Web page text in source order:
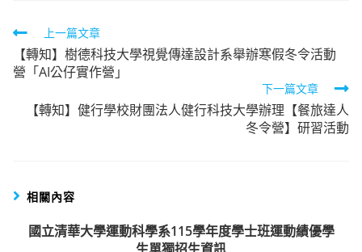
Read
more
articles
上一篇文章
【轉知】樹德科技大學視覺傳達設計系舉辦寒假冬令活動
營「AI公仔實作營」
下一篇文章
【轉知】健行學校財團法人健行科技大學辦理【餐旅達人
冬令營】研習活動
相關內容
國立清華大學運動科學系115學年度學士班運動績優學